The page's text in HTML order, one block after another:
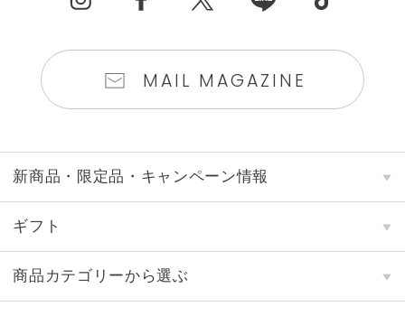
MAIL MAGAZINE
新商品・限定品・キャンペーン情報
ギフト
商品カテゴリーから選ぶ